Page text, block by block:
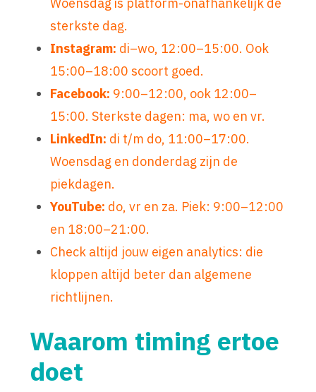
Woensdag is platform-onafhankelijk de
sterkste dag.
Instagram: di–wo, 12:00–15:00. Ook
15:00–18:00 scoort goed.
Facebook: 9:00–12:00, ook 12:00–
15:00. Sterkste dagen: ma, wo en vr.
LinkedIn: di t/m do, 11:00–17:00.
Woensdag en donderdag zijn de
piekdagen.
YouTube: do, vr en za. Piek: 9:00–12:00
en 18:00–21:00.
Check altijd jouw eigen analytics: die
kloppen altijd beter dan algemene
richtlijnen.
Waarom timing ertoe
doet